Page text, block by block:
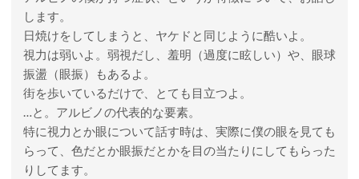
します。
日焼けをしてしまうと、ヤケドと同じように酷いよ。
視力は弱いよ。弱視だし、羞明（過度に眩しい）や、眼球
振盪（眼振）もあるよ。
街を歩いているだけで、とても目立つよ。
…と。アルビノの代表的な要素。
特に視力とか眼について話す時は、実際に僕の眼を見ても
らって、色だとか眼振だとかを目の当たりにしてもらった
りしてます。